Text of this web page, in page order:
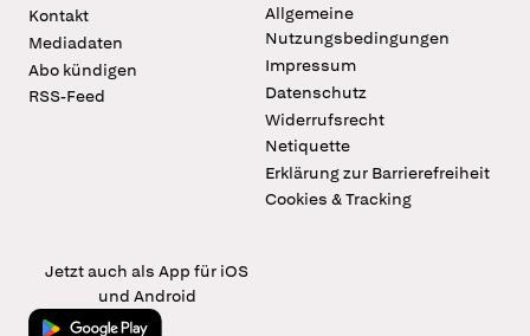
Kontakt
Mediadaten
Abo kündigen
RSS-Feed
Allgemeine
Nutzungsbedingungen
Impressum
Datenschutz
Widerrufsrecht
Netiquette
Erklärung zur Barrierefreiheit
Cookies & Tracking
Jetzt auch als App für iOS
und Android
Jetzt bei Google Play